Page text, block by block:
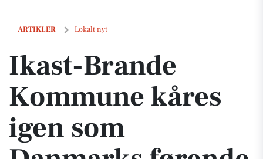
ARTIKLER Lokalt nyt
Ikast-Brande Kommune kåres igen som Danmarks førende
Ikast-Brande
Kommune kåres
igen som